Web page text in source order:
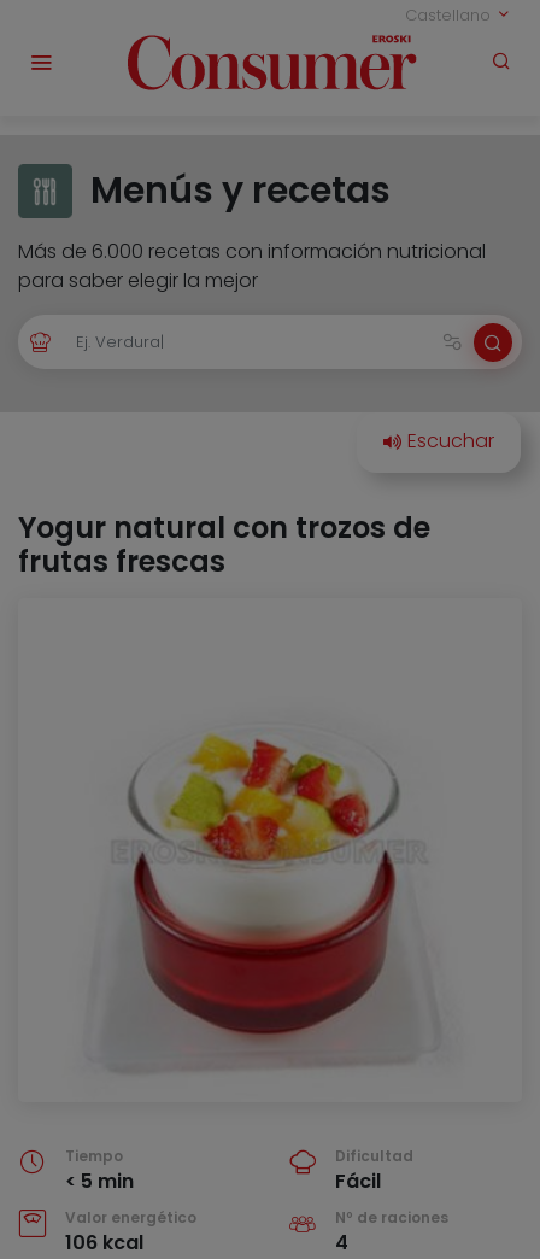
Castellano
Menús y recetas
Más de 6.000 recetas con información nutricional
para saber elegir la mejor
Yogur natural con trozos de
frutas frescas
Tiempo
< 5 min
Dificultad
Fácil
Valor energético
106 kcal
Nº de raciones
4